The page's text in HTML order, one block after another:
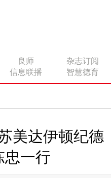
良师
杂志订阅
信息联播 智慧德育
美达伊顿纪德
忠一行